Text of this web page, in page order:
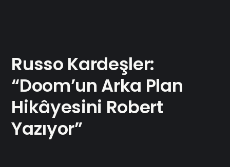
Russo Kardeşler:
“Doom’un Arka Plan
Hikâyesini Robert
Yazıyor”